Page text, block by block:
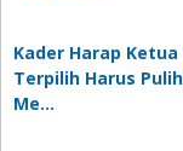
Kader Harap
Terpilih Harus
Me…